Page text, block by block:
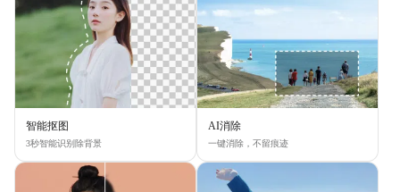
智能抠图
3秒智能识别除背景
AI消除
一键消除，不留痕迹